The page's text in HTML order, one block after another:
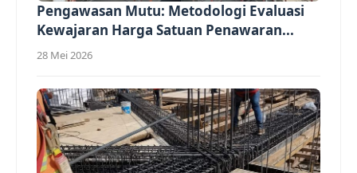
Pengawasan Mutu: Metodologi Evaluasi
Kewajaran Harga Satuan Penawaran...
28 Mei 2026